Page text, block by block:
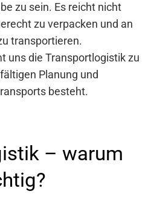
zu sein. Es reicht nicht
zu verpacken und an
transportieren.
uns die Transportlogistik zu
Planung und
besteht.
– warum